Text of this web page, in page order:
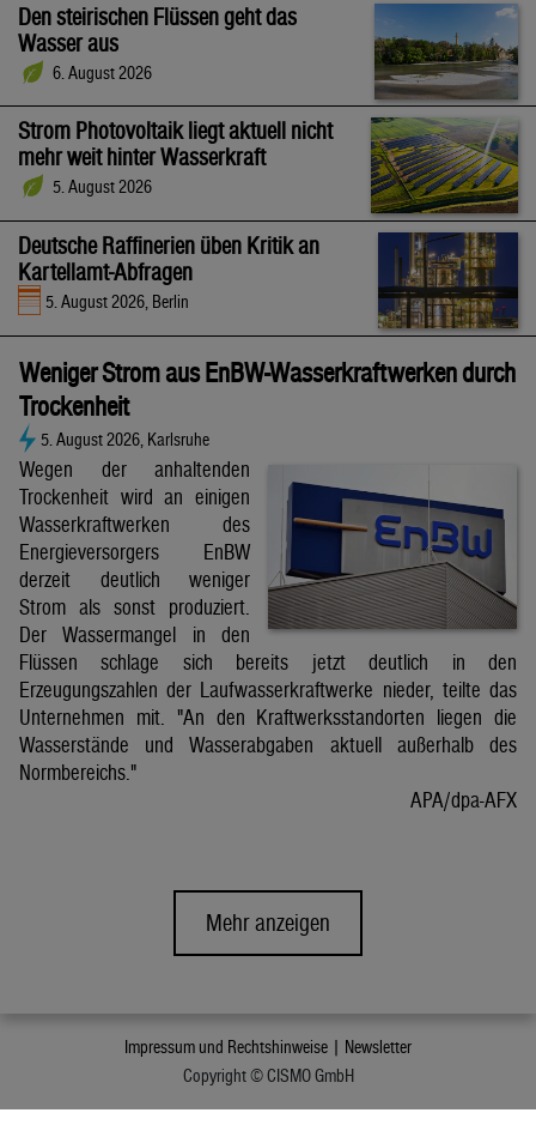
Den steirischen Flüssen geht das
Wasser aus
6. August 2026
Strom Photovoltaik liegt aktuell nicht
mehr weit hinter Wasserkraft
5. August 2026
Deutsche Raffinerien üben Kritik an
Kartellamt-Abfragen
5. August 2026, Berlin
Weniger Strom aus EnBW-Wasserkraftwerken durch
Trockenheit
5. August 2026, Karlsruhe
Wegen der anhaltenden
Trockenheit wird an einigen
Wasserkraftwerken des
Energieversorgers EnBW
derzeit deutlich weniger
Strom als sonst produziert.
Der Wassermangel in den
Flüssen schlage sich bereits jetzt deutlich in den
Erzeugungszahlen der Laufwasserkraftwerke nieder, teilte das
Unternehmen mit. "An den Kraftwerksstandorten liegen die
Wasserstände und Wasserabgaben aktuell außerhalb des
Normbereichs."
APA/dpa-AFX
Mehr anzeigen
Impressum und Rechtshinweise | Newsletter
Copyright © CISMO GmbH